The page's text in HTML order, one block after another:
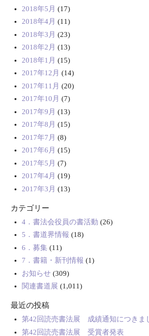
2018年5月 (17)
2018年4月 (11)
2018年3月 (23)
2018年2月 (13)
2018年1月 (15)
2017年12月 (14)
2017年11月 (20)
2017年10月 (7)
2017年9月 (13)
2017年8月 (15)
2017年7月 (8)
2017年6月 (15)
2017年5月 (7)
2017年4月 (19)
2017年3月 (13)
カテゴリー
4．書法会役員の書活動 (26)
5．書道界情報 (18)
6．募集(11)
7．書籍・新刊情報 (1)
お知らせ(309)
関連書道展 (1,011)
最近の投稿
第42回読売書法展 成績通知につきま
第42回読売書法展 受賞者発表